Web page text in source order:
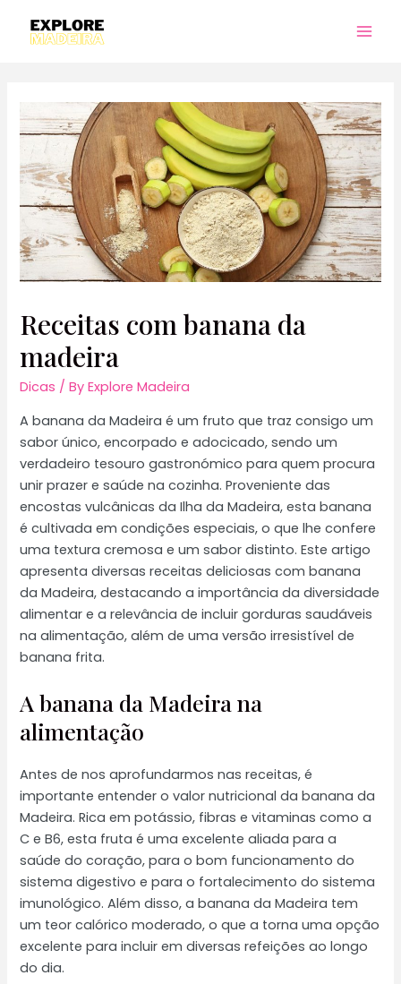
Receitas com banana da
madeira
Dicas / ByExplore Madeira
A banana da Madeira é um fruto que traz consigo um
sabor único, encorpado e adocicado, sendo um
verdadeiro tesouro gastronómico para quem procura
unir prazer e saúde na cozinha. Proveniente das
encostas vulcânicas da Ilha da Madeira, esta banana
é cultivada em condições especiais, o que lhe confere
uma textura cremosa e um sabor distinto. Este artigo
apresenta diversas receitas deliciosas com banana
da Madeira, destacando a importância da diversidade
alimentar e a relevância de incluir gorduras saudáveis
na alimentação, além de uma versão irresistível de
banana frita.
A banana da Madeira na
alimentação
Antes de nos aprofundarmos nas receitas, é
importante entender o valor nutricional da banana da
Madeira. Rica em potássio, fibras e vitaminas como a
C e B6, esta fruta é uma excelente aliada para a
saúde do coração, para o bom funcionamento do
sistema digestivo e para o fortalecimento do sistema
imunológico. Além disso, a banana da Madeira tem
um teor calórico moderado, o que a torna uma opção
excelente para incluir em diversas refeições ao longo
do dia.